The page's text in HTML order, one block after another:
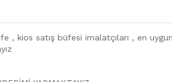
, kios satış büfesi imalatçıları , en